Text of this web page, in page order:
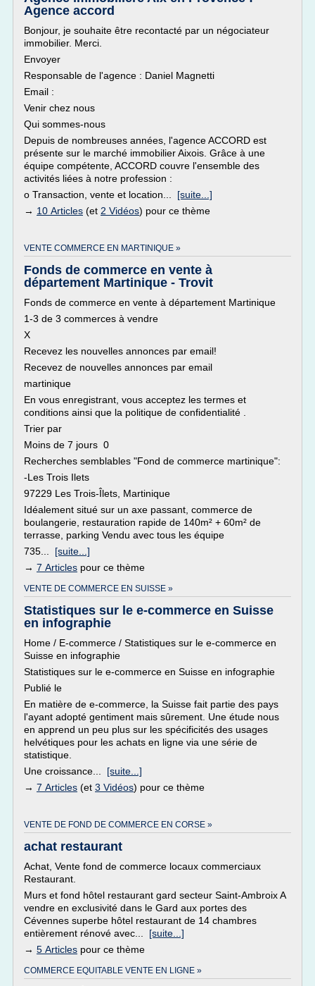
Agence accord
Bonjour, je souhaite être recontacté par un négociateur
immobilier. Merci.
Envoyer
Responsable de l'agence : Daniel Magnetti
Email :
Venir chez nous
Qui sommes-nous
Depuis de nombreuses années, l'agence ACCORD est
présente sur le marché immobilier Aixois. Grâce à une
équipe compétente, ACCORD couvre l'ensemble des
activités liées à notre profession :
o Transaction, vente et location... [suite...]
→ 10 Articles (et 2 Vidéos) pour ce thème
VENTE COMMERCE EN MARTINIQUE »
Fonds de commerce en vente à
département Martinique - Trovit
Fonds de commerce en vente à département Martinique
1-3 de 3 commerces à vendre
X
Recevez les nouvelles annonces par email!
Recevez de nouvelles annonces par email
martinique
En vous enregistrant, vous acceptez les termes et
conditions ainsi que la politique de confidentialité .
Trier par
Moins de 7 jours 0
Recherches semblables "Fond de commerce martinique":
-Les Trois Ilets
97229 Les Trois-Îlets, Martinique
Idéalement situé sur un axe passant, commerce de
boulangerie, restauration rapide de 140m² + 60m² de
terrasse, parking Vendu avec tous les équipe
735... [suite...]
→ 7 Articles pour ce thème
VENTE DE COMMERCE EN SUISSE »
Statistiques sur le e-commerce en Suisse
en infographie
Home / E-commerce / Statistiques sur le e-commerce en
Suisse en infographie
Statistiques sur le e-commerce en Suisse en infographie
Publié le
En matière de e-commerce, la Suisse fait partie des pays
l'ayant adopté gentiment mais sûrement. Une étude nous
en apprend un peu plus sur les spécificités des usages
helvétiques pour les achats en ligne via une série de
statistique.
Une croissance... [suite...]
→ 7 Articles (et 3 Vidéos) pour ce thème
VENTE DE FOND DE COMMERCE EN CORSE »
achat restaurant
Achat, Vente fond de commerce locaux commerciaux
Restaurant.
Murs et fond hôtel restaurant gard secteur Saint-Ambroix A
vendre en exclusivité dans le Gard aux portes des
Cévennes superbe hôtel restaurant de 14 chambres
entièrement rénové avec... [suite...]
→ 5 Articles pour ce thème
COMMERCE EQUITABLE VENTE EN LIGNE »